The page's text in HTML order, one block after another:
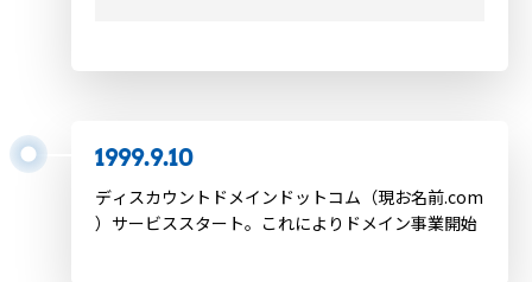
1999.9.10
ディスカウントドメインドットコム（現お名前.com
）サービススタート。これによりドメイン事業開始